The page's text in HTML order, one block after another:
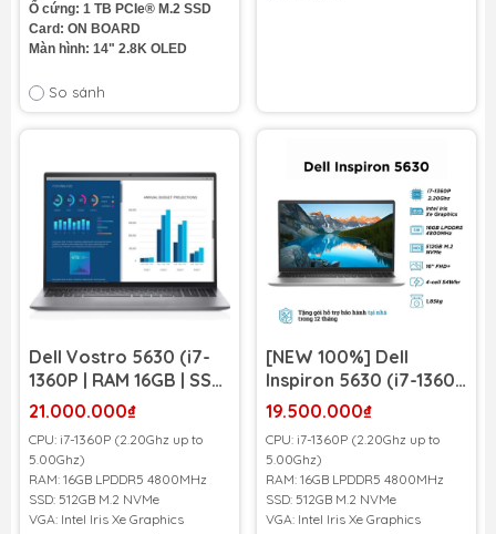
Ổ cứng: 1 TB PCIe® M.2 SSD
Card: ON BOARD
Màn hình: 14" 2.8K OLED
So sánh
Dell Vostro 5630 (i7-
1360P | RAM 16GB | SSD
512GB NVMe | 16 Inch
21.000.000₫
CPU: i7-1360P (2.20Ghz up to
5.00Ghz)
RAM: 16GB LPDDR5 4800MHz
SSD: 512GB M.2 NVMe
VGA: Intel Iris Xe Graphics
[NEW 100%] Dell
Inspiron 5630 (i7-1360P
| RAM 16G | SSD 512GB
19.500.000₫
CPU: i7-1360P (2.20Ghz up to
5.00Ghz)
RAM: 16GB LPDDR5 4800MHz
SSD: 512GB M.2 NVMe
VGA: Intel Iris Xe Graphics